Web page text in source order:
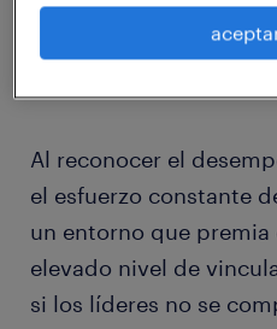
que se reconozca su
ser algo que tu cultura
Al reconocer el
el esfuerzo constante
un entorno que
elevado nivel de
si los líderes no se